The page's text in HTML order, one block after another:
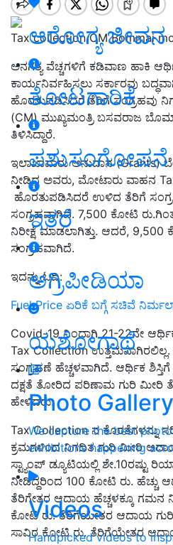
ಆರೋಗ್ಯ ಜೀವನ
ತೋಟಗಾರಿಕೆ
ಪಶುಸಂಗೋಪನೆ
ಇತರೆ
ಅಗ್ರಿಪೀಡಿಯಾ
ಯಶೋಗಾಥೆ
Photo Gallery
We capture the best
exhibitions happening
Videos
Handpicked videos to
Tax collection CM Bommai
ಅನಗತ್ಯ ವೆಚ್ಚಗಳಿಗೆ ಕಡಿವಾಣ ಹಾಕಿ
ಕಾರ್ಯನಿರ್ವಹಿಸಲು ಸರ್ಕಾರವು
ಹೊರತುಪಡಿಸಿದರೆ ತೆರಿಗೆ ಸಂಗ್ರಹವು
(CM) ಮುಖ್ಯಮಂತ್ರಿ ಬಸವರಾಜ
ತಿಳಿಸಿದ್ದಾರೆ.
ಇಲಾಖಾವಾರು ಅನುದಾನ
ನೀಡಿದ ಅವರು, ಮೋಟಾರು ವಾಹನ
ಹೊರತುಪಡಿಸಿದರೆ ಉಳಿದ ತೆರಿಗೆ
ಸಂಗ್ರಹವಾಗಿದೆ. 7,500 ಕೋಟಿ
ನಿರೀಕ್ಷೆ ಮಾಡಲಾಗಿತ್ತು. ಆದರೆ, 9,500
ಸಂಗ್ರಹವಾಗಿದೆ.
ಇದನ್ನು ಓದಿ:
Fuel Price ಏರಿಕೆ ಬಗ್ಗೆ ಸಚಿವೆ
Covid-19 ನಿಂದಾಗಿ 21-22ನೇ
Tax Collection
ಸಂಗ್ರಹಣೆ ಹೆಚ್ಚಳವಾಗಿದೆ. ಆರ್ಥಿಕ ಶಿಸ್ತಿಗೆ
ದಕ್ಷತೆ ತೋರಿದ ಪರಿಣಾಮ ಗುರಿ ಮೀರಿ
ಹೇಳಿದರು.
Tax Collection ನ ಕೊರತೆಗಳನ್ನು
ಕ್ರಮಗಳಿಂದ ನಿಗದಿತ ಗುರಿ ಮೀರಿ
ಸ್ಟ್ಯಾಂಪ್‌ ಡ್ಯೂಟಿಯಲ್ಲಿ ಶೇ.10ರಷ್ಟು
ನೀಡಿದ್ದರಿಂದ 100 ಕೋಟಿ ರು. ಹೆಚ್ಚು
ತೆರಿಗೇತರ ಆದಾಯ ಹೆಚ್ಚಳಕ್ಕೂ ಗಮನ
ಕೋಟಿ ರು. ತೆರಿಗೆಯೇತರ ಆದಾಯ
ಸಾವಿರ ಕೋಟಿ ರು. ತೆರಿಗೆಯೇತರ